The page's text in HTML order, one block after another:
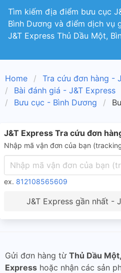
Tìm kiếm địa điểm bưu cục
Bình Dương và điểm dịch vụ
J&T Express Thủ Dầu Một,
Home
Tra cứu đơn hàng -
Bài đánh giá - J&T Express
Bưu cục - Bình Dương
J&T Express Tra cứu đơn
Nhập mã vận đơn của bạn
ex. 812108565609
J&T Express gần nhất -
Gửi đơn hàng từ Thủ Dầu
Express hoặc nhận các sản